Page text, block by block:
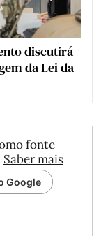
discutirá
da Lei da
fonte
Saber mais
Google